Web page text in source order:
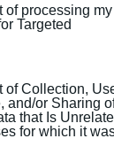
of processing my
Targeted
of Collection,
and/or Sharing
that Is
for which it
στο e-